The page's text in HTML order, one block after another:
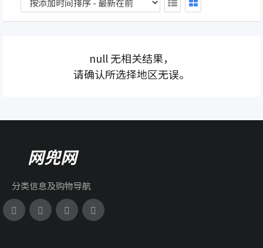
null 无相关结果，
请确认所选择地区无误。
网兜网
分类信息及购物导航